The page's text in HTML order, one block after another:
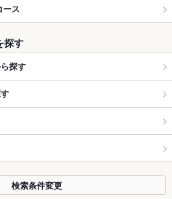
ース
探す
探す
検索条件変更